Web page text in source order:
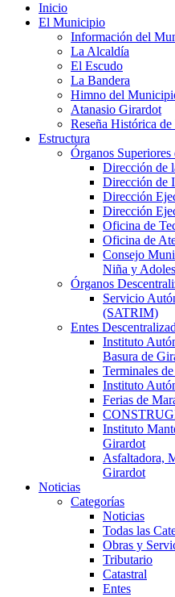
Inicio
El Municipio
Información del
La Alcaldía
El Escudo
La Bandera
Himno del
Atanasio Girardot
Reseña Histórica
Estructura
Órganos
Dirección de
Dirección de
Dirección
Dirección
Oficina de
Oficina de
Consejo
Niña y
Órganos
Servicio
(SATRIM)
Entes
Instituto
Basura de
Terminales
Instituto
Ferias de
Instituto
Girardot
Asfaltadora,
Girardot
Noticias
Categorías
Noticias
Todas las
Obras y
Tributario
Catastral
Entes